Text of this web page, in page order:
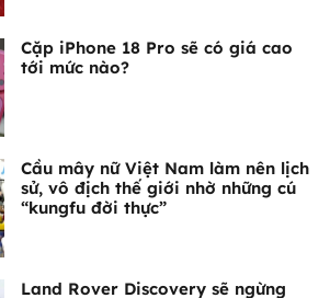
Cặp iPhone 18 Pro sẽ có giá cao
tới mức nào?
Cầu mây nữ Việt Nam làm nên lịch
sử, vô địch thế giới nhờ những cú
“kungfu đời thực”
Land Rover Discovery sẽ ngừng